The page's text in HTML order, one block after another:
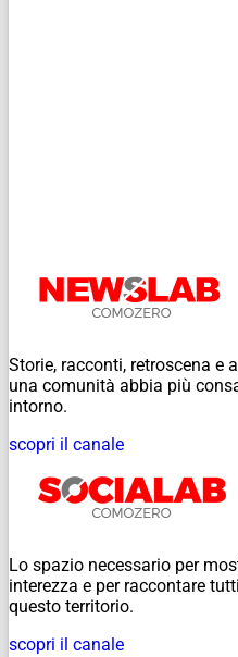
Storie, racconti, retroscena e
una comunità abbia più
intorno.
scopri il canale
Lo spazio necessario per
interezza e per raccontare
questo territorio.
scopri il canale